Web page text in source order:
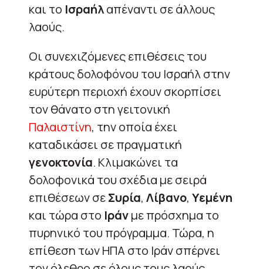
και το Ισραήλαπέναντι σε άλλους
λαούς.
Οι συνεχιζόμενες επιθέσεις του
κράτους δολοφόνου του Ισραήλ στην
ευρύτερη περιοχή έχουν σκορπίσει
τον θάνατο στη γειτονική
Παλαιστίνη, την οποία έχει
καταδικάσει σε πραγματική
γενοκτονία. Κλιμακώνει τα
δολοφονικά του σχέδια με σειρά
επιθέσεων σεΣυρία, Λίβανο, Υεμένη
και τώρα στο Ιράνμε πρόσχημα το
πυρηνικό του πρόγραμμα. Τώρα, η
επίθεση των ΗΠΑ στο Ιράν σπέρνει